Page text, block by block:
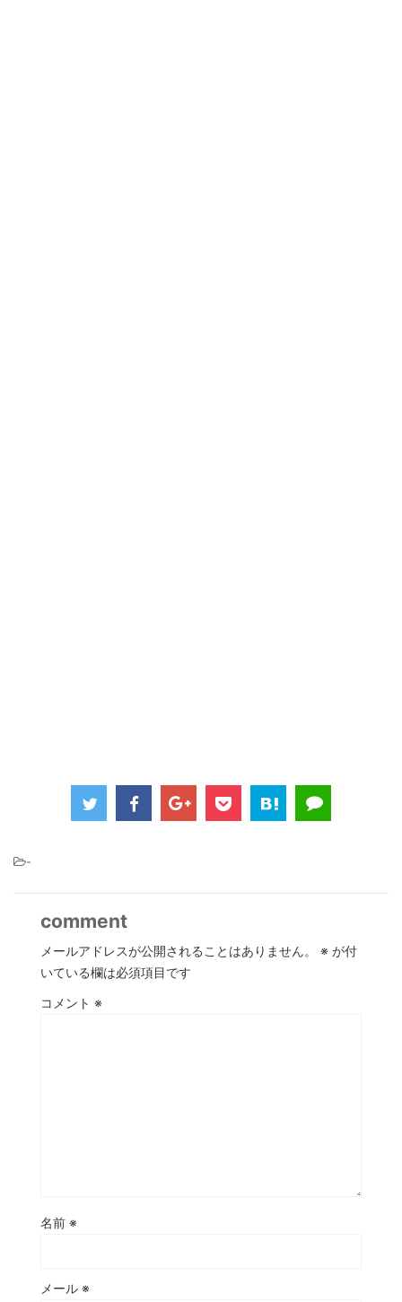
-
comment
メールアドレスが公開されることはありません。 ※ が付
いている欄は必須項目です
コメント ※
名前 ※
メール ※